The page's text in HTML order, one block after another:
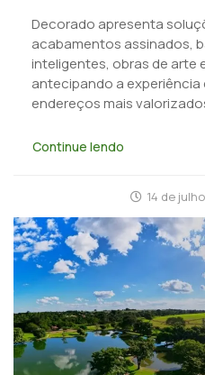
Decorado apresenta
acabamentos assinados,
inteligentes, obras de arte
antecipando a experiência
endereços mais
Continue lendo
14 de